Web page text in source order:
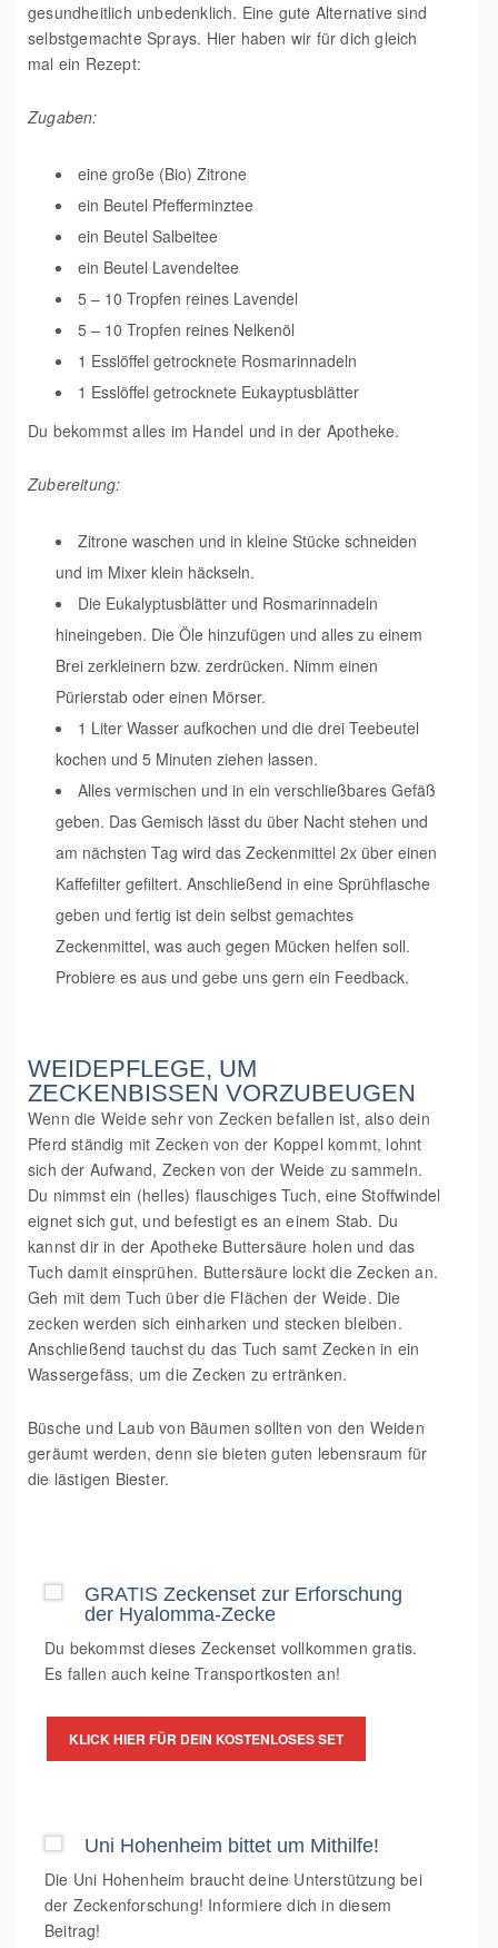
gesundheitlich unbedenklich. Eine gute Alternative sind
selbstgemachte Sprays. Hier haben wir für dich gleich
mal ein Rezept:
Zugaben:
eine große (Bio) Zitrone
ein Beutel Pfefferminztee
ein Beutel Salbeitee
ein Beutel Lavendeltee
5 – 10 Tropfen reines Lavendel
5 – 10 Tropfen reines Nelkenöl
1 Esslöffel getrocknete Rosmarinnadeln
1 Esslöffel getrocknete Eukayptusblätter
Du bekommst alles im Handel und in der Apotheke.
Zubereitung:
Zitrone waschen und in kleine Stücke schneiden
und im Mixer klein häckseln.
Die Eukalyptusblätter und Rosmarinnadeln
hineingeben. Die Öle hinzufügen und alles zu einem
Brei zerkleinern bzw. zerdrücken. Nimm einen
Pürierstab oder einen Mörser.
1 Liter Wasser aufkochen und die drei Teebeutel
kochen und 5 Minuten ziehen lassen.
Alles vermischen und in ein verschließbares Gefäß
geben. Das Gemisch lässt du über Nacht stehen und
am nächsten Tag wird das Zeckenmittel 2x über einen
Kaffefilter gefiltert. Anschließend in eine Sprühflasche
geben und fertig ist dein selbst gemachtes
Zeckenmittel, was auch gegen Mücken helfen soll.
Probiere es aus und gebe uns gern ein Feedback.
WEIDEPFLEGE, UM
ZECKENBISSEN VORZUBEUGEN
Wenn die Weide sehr von Zecken befallen ist, also dein
Pferd ständig mit Zecken von der Koppel kommt, lohnt
sich der Aufwand, Zecken von der Weide zu sammeln.
Du nimmst ein (helles) flauschiges Tuch, eine Stoffwindel
eignet sich gut, und befestigt es an einem Stab. Du
kannst dir in der Apotheke Buttersäure holen und das
Tuch damit einsprühen. Buttersäure lockt die Zecken an.
Geh mit dem Tuch über die Flächen der Weide. Die
zecken werden sich einharken und stecken bleiben.
Anschließend tauchst du das Tuch samt Zecken in ein
Wassergefäss, um die Zecken zu ertränken.
Büsche und Laub von Bäumen sollten von den Weiden
geräumt werden, denn sie bieten guten lebensraum für
die lästigen Biester.
GRATIS Zeckenset zur Erforschung
der Hyalomma-Zecke
Du bekommst dieses Zeckenset vollkommen gratis.
Es fallen auch keine Transportkosten an!
KLICK HIER FÜR DEIN KOSTENLOSES SET
Uni Hohenheim bittet um Mithilfe!
Die Uni Hohenheim braucht deine Unterstützung bei
der Zeckenforschung! Informiere dich in diesem
Beitrag!